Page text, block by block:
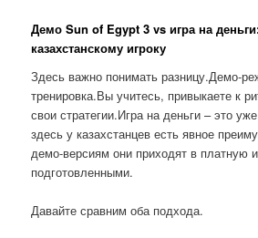
Демо Sun of Egypt 3 vs игра на
казахстанскому игроку
Здесь важно понимать разницу.Демо-
тренировка.Вы учитесь, привыкаете к
свои стратегии.Игра на деньги – это
здесь у казахстанцев есть явное
демо-версиям они приходят в платную
подготовленными.
Давайте сравним оба подхода.